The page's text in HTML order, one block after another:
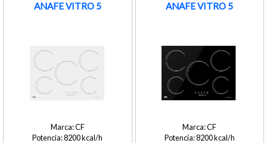
ANAFE VITRO 5
CF
8200
ANAFE VITRO 5
CF
8200